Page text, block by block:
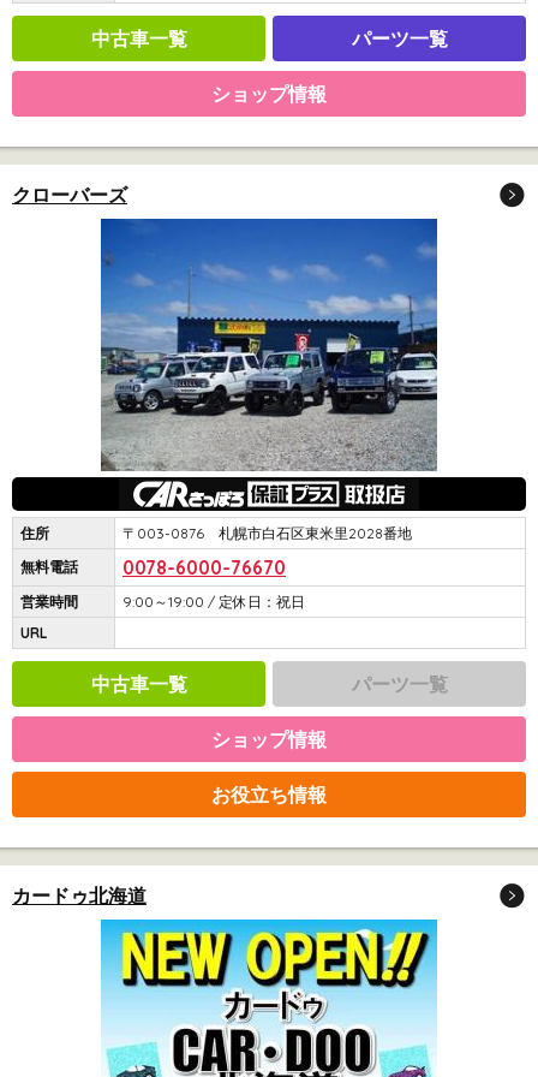
中古車一覧 パーツ一覧
ショップ情報
クローバーズ
住所
〒003-0876 札幌市白石区東米里2028番地
無料電話
0078-6000-76670
営業時間
9:00～19:00 / 定休日：祝日
URL
中古車一覧 パーツ一覧
ショップ情報
お役立ち情報
カードゥ北海道